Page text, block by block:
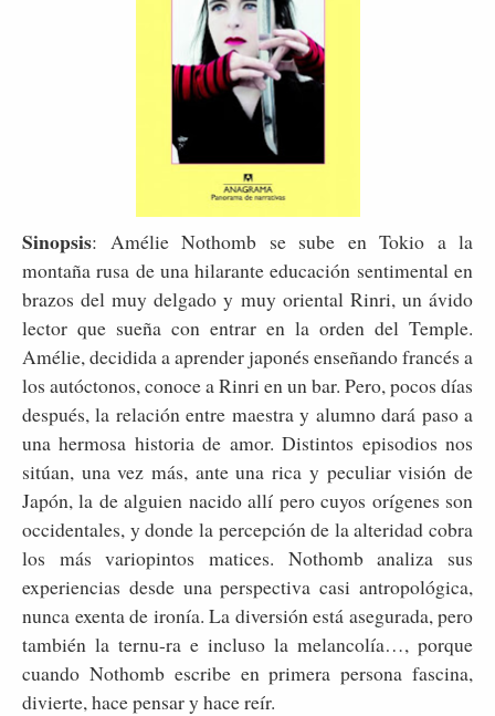
Sinopsis: Amélie Nothomb se sube en Tokio a la
montaña rusa de una hilarante educación sentimental en
brazos del muy delgado y muy oriental Rinri, un ávido
lector que sueña con entrar en la orden del Temple.
Amélie, decidida a aprender japonés enseñando francés a
los autóctonos, conoce a Rinri en un bar. Pero, pocos días
después, la relación entre maestra y alumno dará paso a
una hermosa historia de amor. Distintos episodios nos
sitúan, una vez más, ante una rica y peculiar visión de
Japón, la de alguien nacido allí pero cuyos orígenes son
occidentales, y donde la percepción de la alteridad cobra
los más variopintos matices. Nothomb analiza sus
experiencias desde una perspectiva casi antropológica,
nunca exenta de ironía. La diversión está asegurada, pero
también la ternu-ra e incluso la melancolía…, porque
cuando Nothomb escribe en primera persona fascina,
divierte, hace pensar y hace reír.